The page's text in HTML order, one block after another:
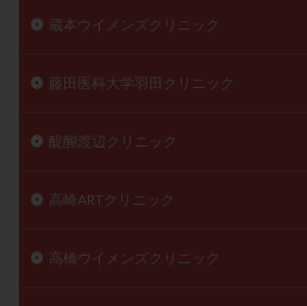
蔵本ウイメンズクリニック
藤田医科大学羽田クリニック
醍醐渡辺クリニック
高崎ARTクリニック
高橋ウイメンズクリニック